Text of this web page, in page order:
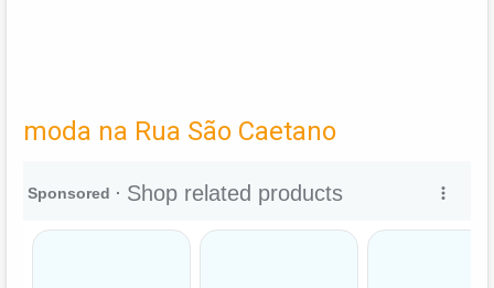
moda na Rua São Caetano